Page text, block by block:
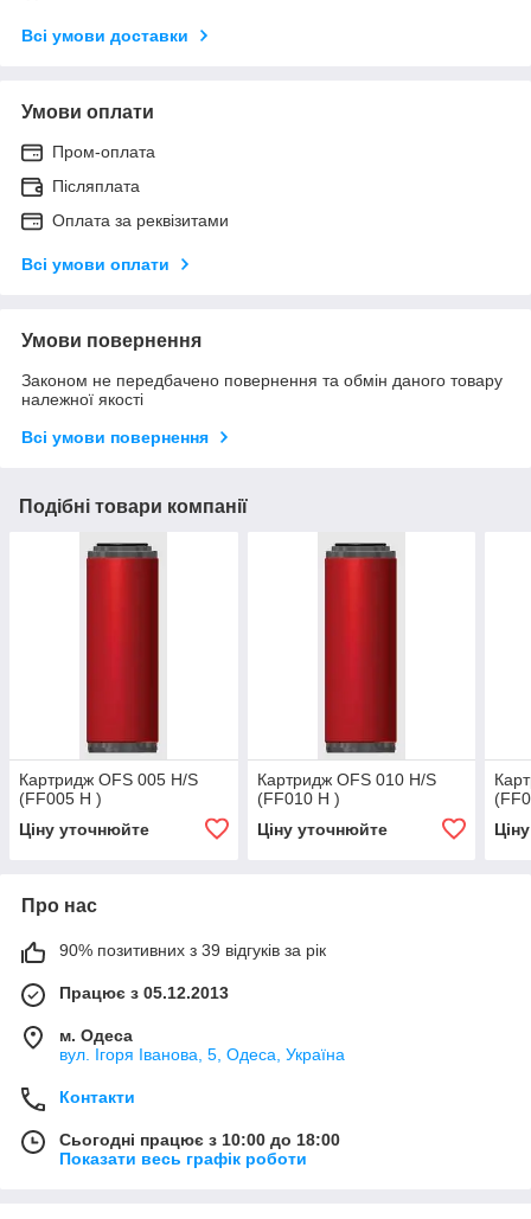
Всі умови доставки
Умови оплати
Пром-оплата
Післяплата
Оплата за реквізитами
Всі умови оплати
Умови повернення
Законом не передбачено повернення та обмін даного товару
належної якості
Всі умови повернення
Подібні товари компанії
Картридж OFS 005 H/S
(FF005 H )
Ціну уточнюйте
Картридж OFS 010 H/S
(FF010 H )
Ціну уточнюйте
Про нас
90% позитивних з 39 відгуків за рік
Працює з 05.12.2013
м. Одеса
вул. Ігоря Іванова, 5, Одеса, Україна
Контакти
Сьогодні працює з 10:00 до 18:00
Показати весь графік роботи